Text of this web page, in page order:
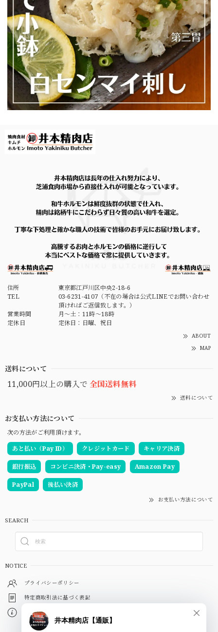
住所
東京都江戸川区中央2-18-6
TEL
03-6231-4107（不在の場合は公式LINEでお問い合わせ
頂ければご返信致します。）
営業時間
月～土：11時～18時
定休日
定休日：日曜、祝日
ABOUT
MAP
送料について
11,000円以上の購入で 全国送料無料
送料について
お支払い方法について
次の方法がご利用頂けます。
あと払い（Pay ID）
クレジットカード キャリア決済
銀行振込 コンビニ決済・Pay-easy Amazon Pay
PayPal 後払い決済
お支払い方法について
SEARCH
NOTICE
プライバシーポリシー
特定商取引法に基づく表記
会員規約